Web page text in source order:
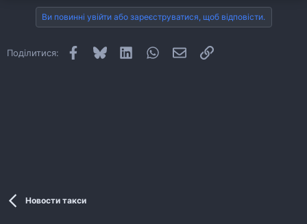
Ви повинні увійти або зареєструватися, щоб відповісти.
Поділитися: Facebook
Bluesky LinkedInWhatsApp
E-mailПосилання
Новости такси